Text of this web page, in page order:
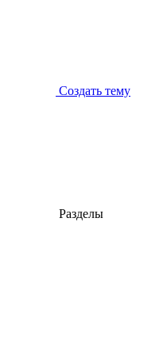
Создать тему
Разделы